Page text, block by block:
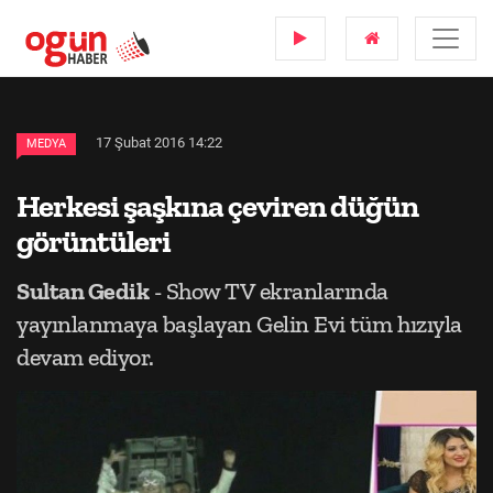
MEDYA 17 Şubat 2016 14:22
Herkesi şaşkına çeviren düğün
görüntüleri
Sultan Gedik- Show TV ekranlarında
yayınlanmaya başlayan Gelin Evi tüm hızıyla
devam ediyor.